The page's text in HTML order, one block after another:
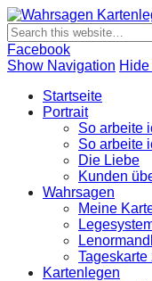
Wahrsagen und
Facebook
Show Navigation
Startseite
Portrait
So arbeite
So arbeite
Die Liebe
Kunden
Wahrsagen
Meine
Tageskarte
Kartenlegen